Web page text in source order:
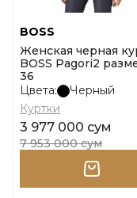
BOSS
Женская черная
BOSS Pagori2
36
Цвета:
Черный
Куртки
3 977 000 сум
7 953 000 сум